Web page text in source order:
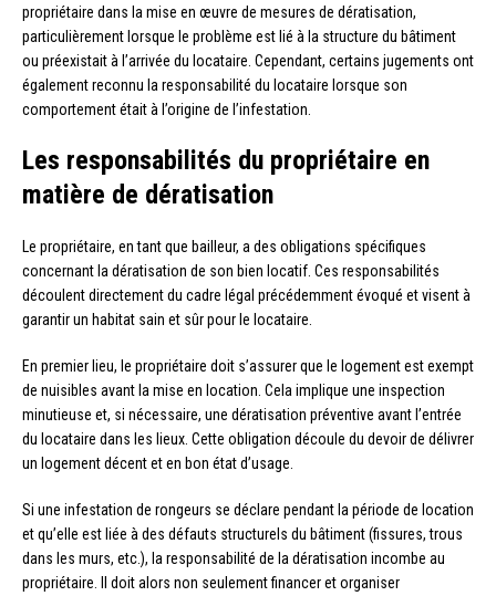
propriétaire dans la mise en œuvre de mesures de dératisation,
particulièrement lorsque le problème est lié à la structure du bâtiment
ou préexistait à l’arrivée du locataire. Cependant, certains jugements ont
également reconnu la responsabilité du locataire lorsque son
comportement était à l’origine de l’infestation.
Les responsabilités du propriétaire en
matière de dératisation
Le propriétaire, en tant que bailleur, a des obligations spécifiques
concernant la dératisation de son bien locatif. Ces responsabilités
découlent directement du cadre légal précédemment évoqué et visent à
garantir un habitat sain et sûr pour le locataire.
En premier lieu, le propriétaire doit s’assurer que le logement est exempt
de nuisibles avant la mise en location. Cela implique une inspection
minutieuse et, si nécessaire, une dératisation préventive avant l’entrée
du locataire dans les lieux. Cette obligation découle du devoir de délivrer
un logement décent et en bon état d’usage.
Si une infestation de rongeurs se déclare pendant la période de location
et qu’elle est liée à des défauts structurels du bâtiment (fissures, trous
dans les murs, etc.), la responsabilité de la dératisation incombe au
propriétaire. Il doit alors non seulement financer et organiser